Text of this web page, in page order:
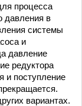
процесса
давления в
системы
и
давление
редуктора
и поступление
вариантах.